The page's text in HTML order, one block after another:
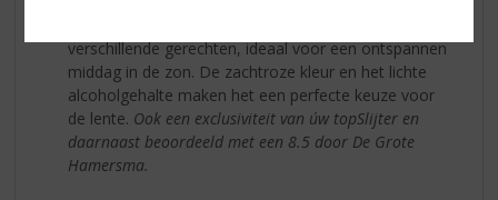
verschillende gerechten, ideaal voor een ontspannen
middag in de zon. De zachtroze kleur en het lichte
alcoholgehalte maken het een perfecte keuze voor
de lente. Ook een exclusiviteit van úw topSlijter en
daarnaast beoordeeld met een 8.5 door De Grote
Hamersma.